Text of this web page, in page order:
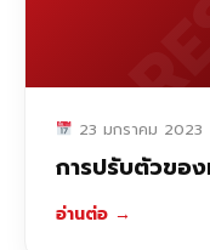
23 มกราคม 2023
การปรับตัวขอ
อ่านต่อ →